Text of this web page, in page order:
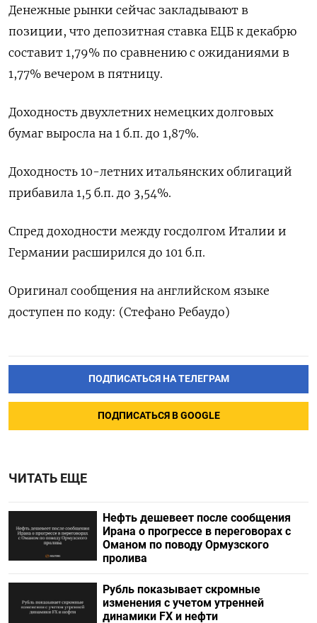
Денежные рынки сейчас закладывают в
позиции, что депозитная ставка ЕЦБ к декабрю
составит 1,79% по сравнению с ожиданиями в
1,77% вечером в пятницу.
Доходность двухлетних немецких долговых
бумаг выросла на 1 б.п. до 1,87%.
Доходность 10-летних итальянских облигаций
прибавила 1,5 б.п. до 3,54%.
Спред доходности между госдолгом Италии и
Германии расширился до 101 б.п.
Оригинал сообщения на английском языке
доступен по коду: (Стефано Ребаудо)
ПОДПИСАТЬСЯ НА ТЕЛЕГРАМ
ПОДПИСАТЬСЯ В GOOGLE
ЧИТАТЬ ЕЩЕ
Нефть дешевеет после сообщения
Ирана о прогрессе в переговорах с
Оманом по поводу Ормузского
пролива
Рубль показывает скромные
изменения с учетом утренней
динамики FX и нефти